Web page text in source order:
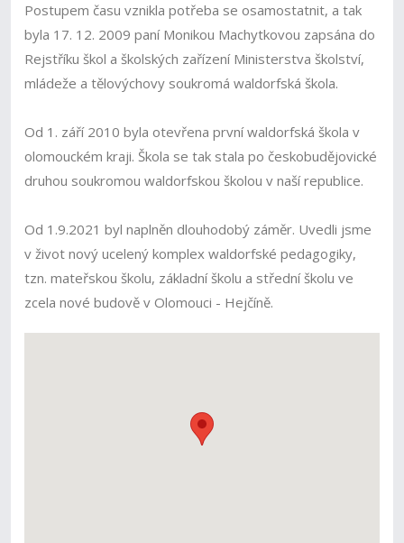
Postupem času vznikla potřeba se osamostatnit, a tak
byla 17. 12. 2009 paní Monikou Machytkovou zapsána do
Rejstříku škol a školských zařízení Ministerstva školství,
mládeže a tělovýchovy soukromá waldorfská škola.
Od 1. září 2010 byla otevřena první waldorfská škola v
olomouckém kraji. Škola se tak stala po českobudějovické
druhou soukromou waldorfskou školou v naší republice.
Od 1.9.2021 byl naplněn dlouhodobý záměr. Uvedli jsme
v život nový ucelený komplex waldorfské pedagogiky,
tzn. mateřskou školu, základní školu a střední školu ve
zcela nové budově v Olomouci - Hejčíně.